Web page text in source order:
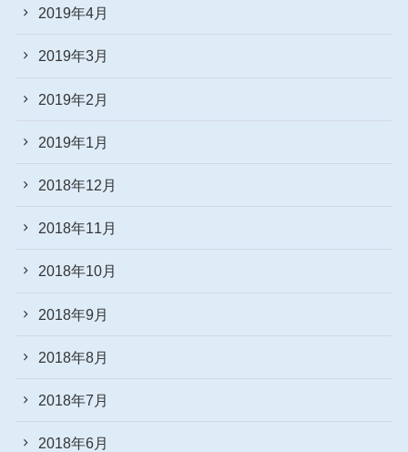
2019年4月
2019年3月
2019年2月
2019年1月
2018年12月
2018年11月
2018年10月
2018年9月
2018年8月
2018年7月
2018年6月